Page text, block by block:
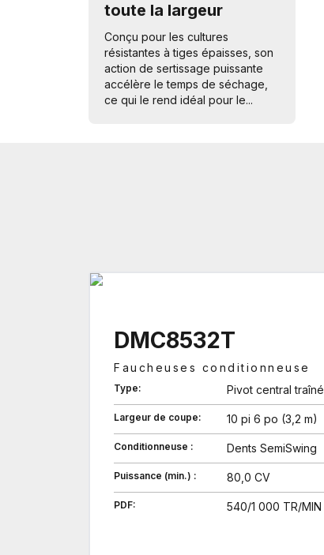
toute la largeur
Conçu pour les cultures
résistantes à tiges épaisses, son
action de sertissage puissante
accélère le temps de séchage,
ce qui le rend idéal pour le...
DMC8532T
Faucheuses conditionneuse
Type: Pivot central traîné
Largeur de coupe: 10 pi 6 po (3,2 m)
Conditionneuse : Dents SemiSwing
Puissance (min.) : 80,0 CV
PDF: 540/1 000 TR/MIN